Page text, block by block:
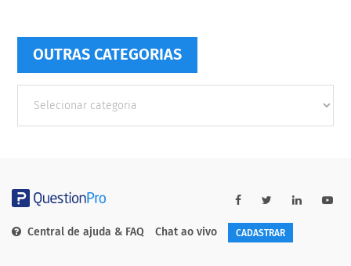
OUTRAS CATEGORIAS
Categorias
Central de ajuda & FAQ Chat ao vivo CADASTRAR